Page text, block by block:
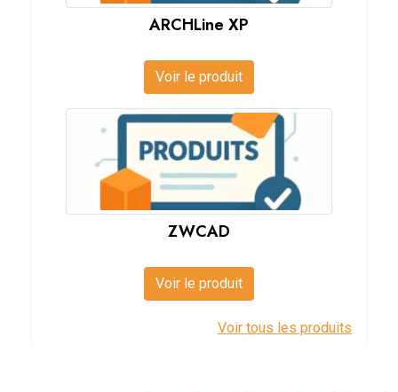
ARCHLine XP
Voir le produit
ZWCAD
Voir le produit
Voir tous les produits